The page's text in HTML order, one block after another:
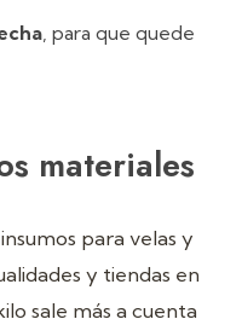
, para que quede
materiales
para velas y
y tiendas en
sale más a cuenta